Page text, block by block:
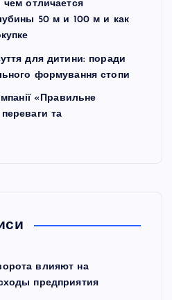
отличается
50 м и 100 м и как
для дитини: поради
формування стопи
«Правильне
та
влияют на
предприятия